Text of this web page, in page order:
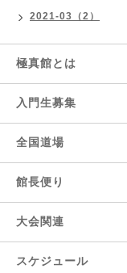
2021-03（2）
極真館とは
入門生募集
全国道場
館長便り
大会関連
スケジュール